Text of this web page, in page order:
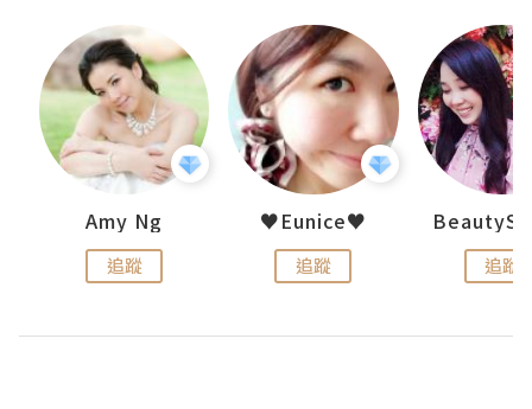
Amy Ng
追蹤
♥Eunice♥
追蹤 追蹤